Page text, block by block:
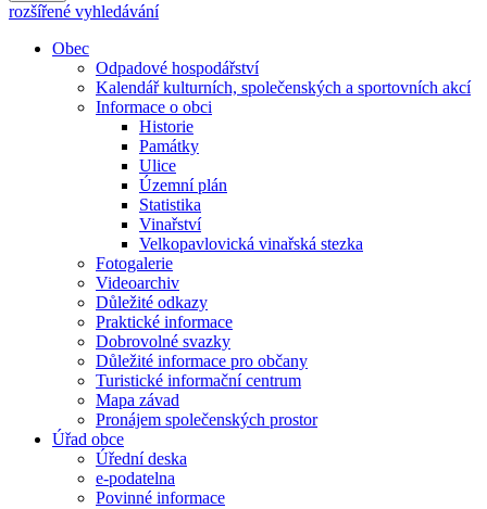
rozšířené vyhledávání
Obec
Odpadové hospodářství
Kalendář kulturních, společenských a sportovních akcí
Informace o obci
Historie
Památky
Ulice
Územní plán
Statistika
Vinařství
Velkopavlovická vinařská stezka
Fotogalerie
Videoarchiv
Důležité odkazy
Praktické informace
Dobrovolné svazky
Důležité informace pro občany
Turistické informační centrum
Mapa závad
Pronájem společenských prostor
Úřad obce
Úřední deska
e-podatelna
Povinné informace